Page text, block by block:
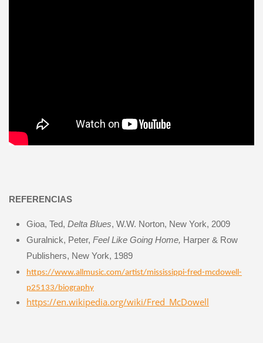
REFERENCIAS
Gioa, Ted, Delta Blues, W.W. Norton, New York, 2009
Guralnick, Peter, Feel Like Going Home, Harper & Row
Publishers, New York, 1989
https://www.allmusic.com/artist/mississippi-fred-mcdowell-
p25133/biography
https://en.wikipedia.org/wiki/Fred_McDowell